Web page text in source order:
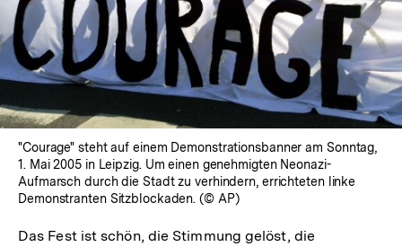
"Courage" steht auf einem Demonstrationsbanner am Sonntag,
1. Mai 2005 in Leipzig. Um einen genehmigten Neonazi-
Aufmarsch durch die Stadt zu verhindern, errichteten linke
Demonstranten Sitzblockaden. (© AP)
Das Fest ist schön, die Stimmung gelöst, die